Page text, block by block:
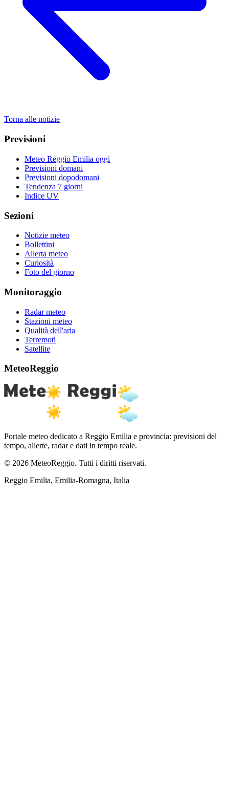
Torna alle notizie
Previsioni
Meteo Reggio Emilia oggi
Previsioni domani
Previsioni dopodomani
Tendenza 7 giorni
Indice UV
Sezioni
Notizie meteo
Bollettini
Allerta meteo
Curiosità
Foto del giorno
Monitoraggio
Radar meteo
Stazioni meteo
Qualità dell'aria
Terremoti
Satellite
MeteoReggio
Portale meteo dedicato a Reggio Emilia e provincia: previsioni del
tempo, allerte, radar e dati in tempo reale.
© 2026 MeteoReggio. Tutti i diritti riservati.
Reggio Emilia, Emilia-Romagna, Italia